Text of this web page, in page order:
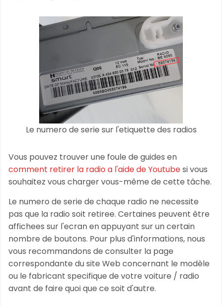
Le numero de serie sur l'etiquette des radios
Vous pouvez trouver une foule de guides en
comment retirer la radio a l'aide de Youtubesi vous
souhaitez vous charger vous-même de cette tâche.
Le numero de serie de chaque radio ne necessite
pas que la radio soit retiree. Certaines peuvent être
affichees sur l'ecran en appuyant sur un certain
nombre de boutons. Pour plus d'informations, nous
vous recommandons de consulter la page
correspondante du site Web concernant le modèle
ou le fabricant specifique de votre voiture / radio
avant de faire quoi que ce soit d'autre.